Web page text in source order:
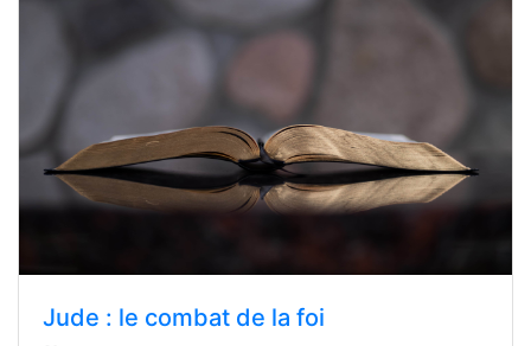
Jude : le combat de la foi